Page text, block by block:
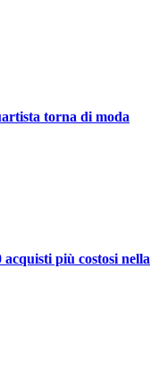
torna di moda
più costosi nella